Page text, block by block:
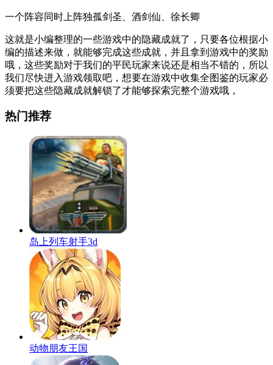
一个阵容同时上阵独孤剑圣、酒剑仙、徐长卿
这就是小编整理的一些游戏中的隐藏成就了，只要各位根据小
编的描述来做，就能够完成这些成就，并且拿到游戏中的奖励
哦，这些奖励对于我们的平民玩家来说还是相当不错的，所以
我们尽快进入游戏领取吧，想要在游戏中收集全图鉴的玩家必
须要把这些隐藏成就解锁了才能够探索完整个游戏哦，
热门推荐
岛上列车射手3d
动物朋友王国